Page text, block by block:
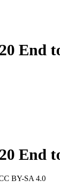
End
End
BY-SA 4.0